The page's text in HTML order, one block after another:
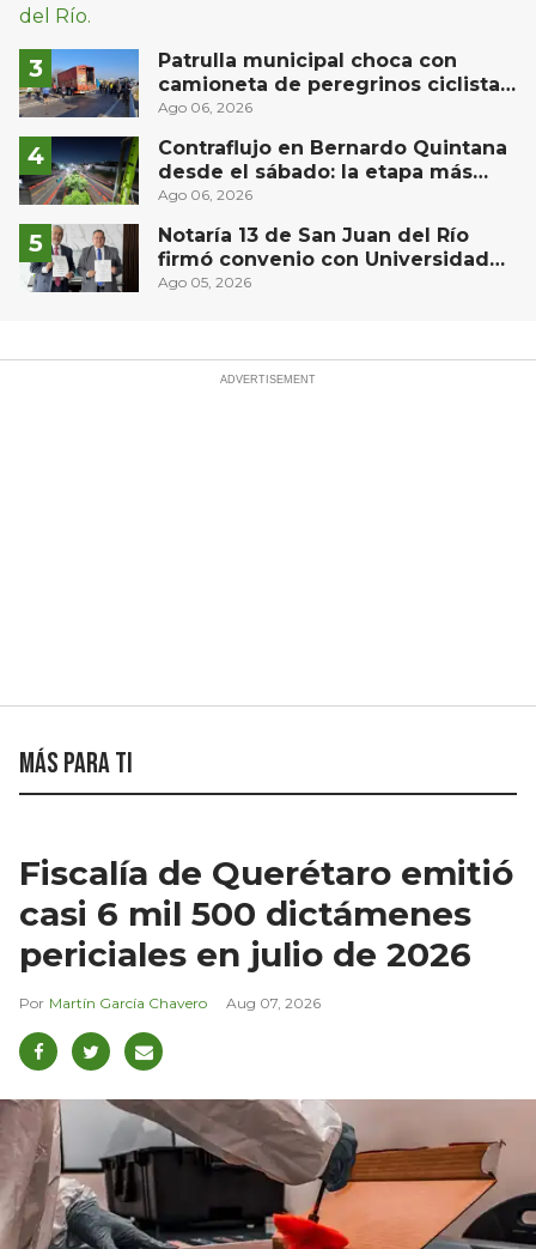
Patrulla municipal choca con
camioneta de peregrinos ciclistas
en la autopista México-Querétaro
Ago 06, 2026
Contraflujo en Bernardo Quintana
desde el sábado: la etapa más
compleja del operativo vial
Ago 06, 2026
Notaría 13 de San Juan del Río
firmó convenio con Universidad
Privada del Bajío para recibir
Ago 05, 2026
Más para ti
Fiscalía de Querétaro emitió
casi 6 mil 500 dictámenes
periciales en julio de 2026
Martín García Chavero Aug 07, 2026